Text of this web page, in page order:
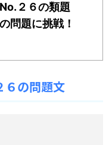
２６の類題
問題に挑戦！
６の問題文